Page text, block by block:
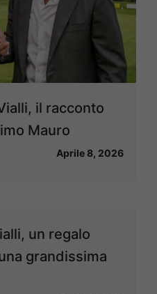
il racconto
Mauro
Aprile 8, 2026
un regalo
grandissima